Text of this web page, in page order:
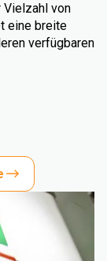
Vielzahl von
eine breite
verfügbaren